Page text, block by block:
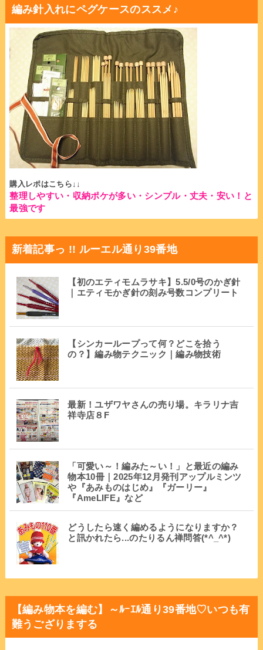
編み針入れにペグケースのススメ♪
購入レポはこちら↓↓
整理しやすい・収納ポケが多い・シンプル・丈夫・安い！と
最強です
新着記事っ !! ルーエル通り39番地
【初のエティモムラサキ】5.5/0号のかぎ針
｜エティモかぎ針の刻み号数コンプリート
【シンカーループって何？どこを拾う
の？】編み物テクニック｜編み物技術
最新！ユザワヤさんの売り場。キラリナ吉
祥寺店８F
「可愛い～！編みた～い！」と最近の編み
物本10冊｜2025年12月発刊アップルミンツ
や『あみものはじめ』『ガーリー』
『AmeLIFE』など
どうしたら速く編めるようになりますか？
と訊かれたら...のたりるん禅問答(*^_^*)
【編み物本を編む】～ﾙｰｴﾙ通り39番地♡いつも有
難うござりまする